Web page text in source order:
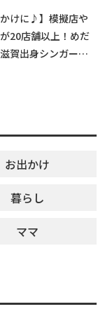
かけに♪】模擬店や
20店舗以上！めだ
賀出身シンガーソ
お出かけ
暮らし
ママ